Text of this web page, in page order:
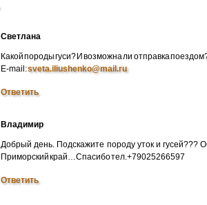
Светлана
Какой породы гуси? И возможна ли отправка
E-mail:sveta.iliushenko@mail.ru
Ответить
Владимир
Добрый день. Подскажите породу уток и гусей???
Приморский край…Спасибо тел.+79025266597
Ответить